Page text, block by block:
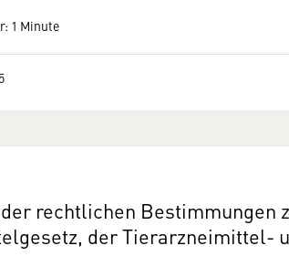
1 Minute
rechtlichen Bestimmungen
der Tierarzneimittel-